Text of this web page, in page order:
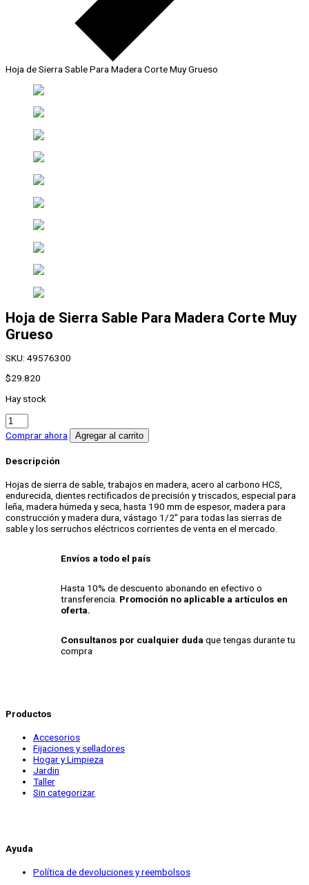
Hoja de Sierra Sable Para Madera Corte Muy Grueso
Hoja de Sierra Sable Para Madera Corte Muy
Grueso
SKU: 49576300
$29.820
Hay stock
Hoja
de
Sierra
Para
Corte
Muy
Grueso
cantidad
Comprar ahora Agregar al carrito
Descripción
Hojas de sierra de sable, trabajos en madera, acero al carbono HCS,
endurecida, dientes rectificados de precisión y triscados, especial para
leña, madera húmeda y seca, hasta 190 mm de espesor, madera para
construcción y madera dura, vástago 1/2″ para todas las sierras de
sable y los serruchos eléctricos corrientes de venta en el mercado.
Envíos a todo el país
Hasta 10% de descuento abonando en efectivo o
transferencia. Promoción no aplicable a artículos en
oferta.
Consultanos por cualquier duda que tengas durante tu
compra
Productos
Accesorios
Fijaciones y selladores
Hogar y Limpieza
Jardin
Taller
Sin categorizar
Ayuda
Política de devoluciones y reembolsos